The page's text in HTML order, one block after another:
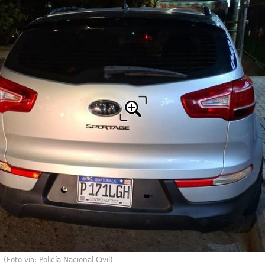
(Foto vía: Policía Nacional Civil)